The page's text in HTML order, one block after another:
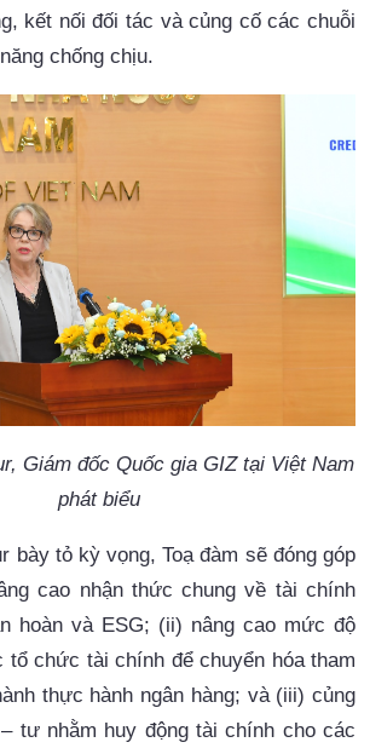
kết nối đối tác và củng cố các chuỗi
chống chịu.
Giám đốc Quốc gia GIZ tại Việt Nam
phát biểu
bày tỏ kỳ vọng, Toạ đàm sẽ đóng góp
cao nhận thức chung về tài chính
hoàn và ESG; (ii) nâng cao mức độ
tổ chức tài chính để chuyển hóa tham
thực hành ngân hàng; và (iii) củng
tư nhằm huy động tài chính cho các